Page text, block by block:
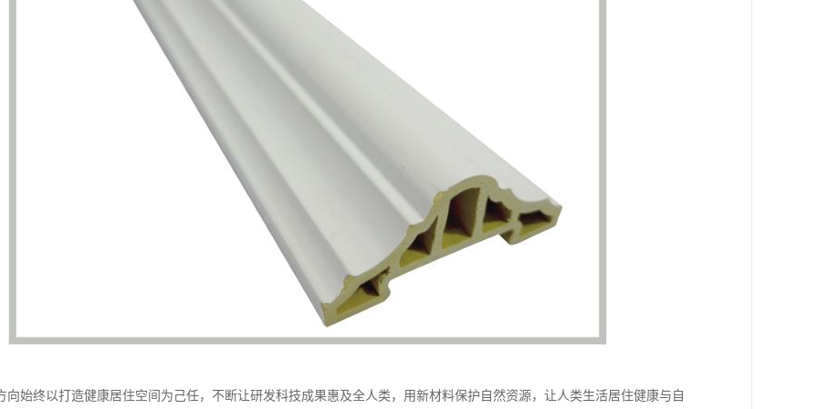
向始终以打造健康居住空间为己任，不断让研发科技成果惠及全人类，用新材料保护自然资源，让人类生活居住健康与自